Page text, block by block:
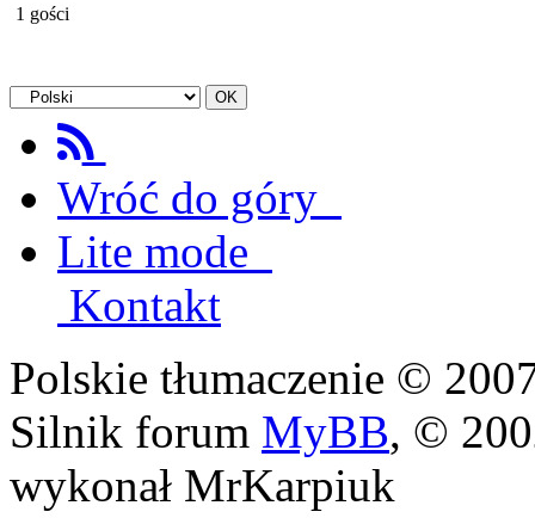
1 gości
Wróć do góry
Lite mode
Kontakt
Polskie tłumaczenie ©
Silnik forum MyBB, ©
wykonał MrKarpiuk